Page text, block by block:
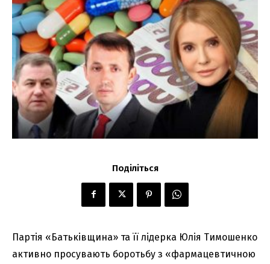
Поділіться
Партія «Батьківщина» та її лідерка Юлія Тимошенко
активно просувають боротьбу з «фармацевтичною